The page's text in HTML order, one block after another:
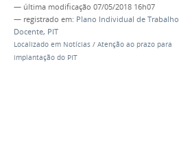
— última modificação 07/05/2018 16h07
— registrado em: Plano Individual de Trabalho
Docente, PIT
Localizado em Notícias / Atenção ao prazo para
implantação do PIT